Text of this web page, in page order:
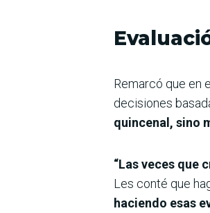
Remarcó que en
decisiones
quincenal, sino
“Las veces que
Les conté que
haciendo esas